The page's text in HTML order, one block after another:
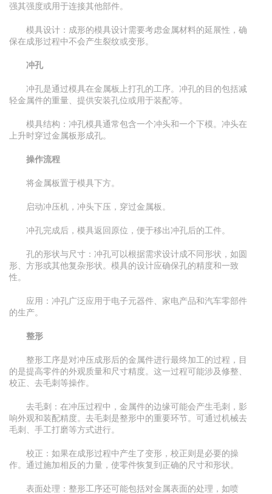
强其强度或用于连接其他部件。
模具设计：成形的模具设计需要考虑金属材料的延展性，确
保在成形过程中不会产生裂纹或变形。
冲孔
冲孔是通过模具在金属板上打孔的工序。冲孔的目的包括减
轻金属件的重量、提供安装孔位或用于装配等。
模具结构：冲孔模具通常包含一个冲头和一个下模。冲头在
上升时穿过金属板形成孔。
操作流程
将金属板置于模具下方。
启动冲压机，冲头下压，穿过金属板。
冲孔完成后，模具返回原位，便于移出冲孔后的工件。
孔的形状与尺寸：冲孔可以根据需求设计成不同形状，如圆
形、方形或其他复杂形状。模具的设计应确保孔的精度和一致
性。
应用：冲孔广泛应用于电子元器件、家电产品和汽车零部件
的生产。
整形
整形工序是对冲压成形后的金属件进行最终加工的过程，目
的是提高零件的外观质量和尺寸精度。这一过程可能涉及修整、
校正、去毛刺等操作。
去毛刺：在冲压过程中，金属件的边缘可能会产生毛刺，影
响外观和装配精度。去毛刺是整形中的重要环节。可通过机械去
毛刺、手工打磨等方式进行。
校正：如果在成形过程中产生了变形，校正则是必要的操
作。通过施加相反的力量，使零件恢复到正确的尺寸和形状。
表面处理：整形工序还可能包括对金属表面的处理，如喷